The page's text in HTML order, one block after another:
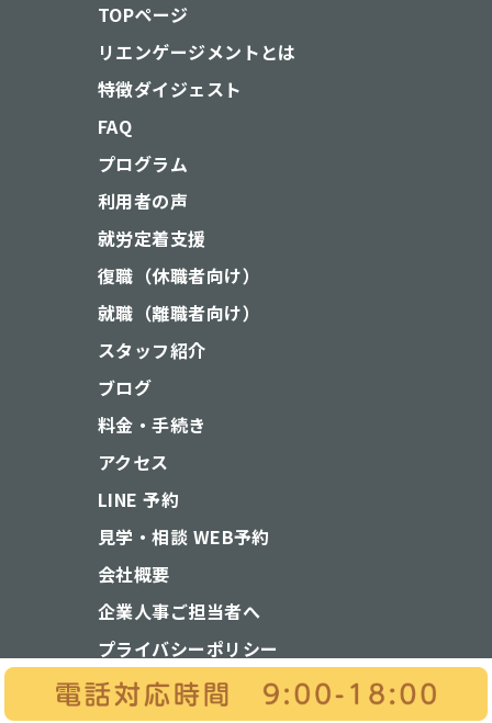
TOPページ
リエンゲージメントとは
特徴ダイジェスト
FAQ
プログラム
利用者の声
就労定着支援
復職（休職者向け）
就職（離職者向け）
スタッフ紹介
ブログ
料金・手続き
アクセス
LINE 予約
見学・相談 WEB予約
会社概要
企業人事ご担当者へ
プライバシーポリシー